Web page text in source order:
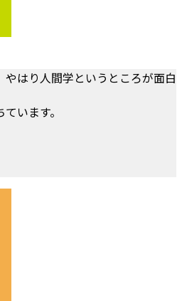
はり人間学というところが面白
います。